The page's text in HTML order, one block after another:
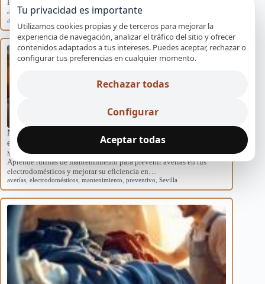
Explora las causas del rendimiento disminuido en aires
acondicionados domésticos y cómo afectan al sistema.
aire acondicionado
Mantenimiento básico para evitar averías en
electrodomésticos
Mantenimiento preventivo
Aprende rutinas de mantenimiento para prevenir averías en tus
electrodomésticos y mejorar su eficiencia en…
averías electrodomésticos mantenimiento preventivo Sevilla
Tu privacidad es importante
Utilizamos cookies propias y de terceros para mejorar la
experiencia de navegación, analizar el tráfico del sitio y ofrecer
contenidos adaptados a tus intereses. Puedes aceptar, rechazar o
configurar tus preferencias en cualquier momento.
Rechazar todas
Configurar
Aceptar todas